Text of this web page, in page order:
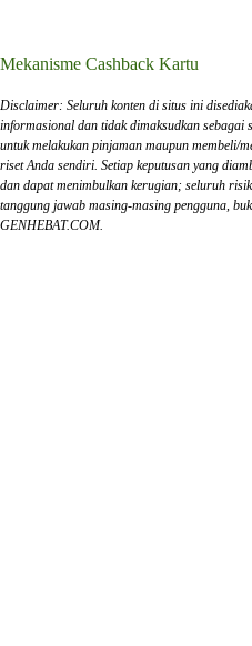
Mekanisme Cashback Kartu
Disclaimer: Seluruh konten di situs ini
informasional dan tidak dimaksudkan sebagai
untuk melakukan pinjaman maupun membeli/
riset Anda sendiri. Setiap keputusan yang
dan dapat menimbulkan kerugian; seluruh
tanggung jawab masing-masing pengguna,
GENHEBAT.COM.